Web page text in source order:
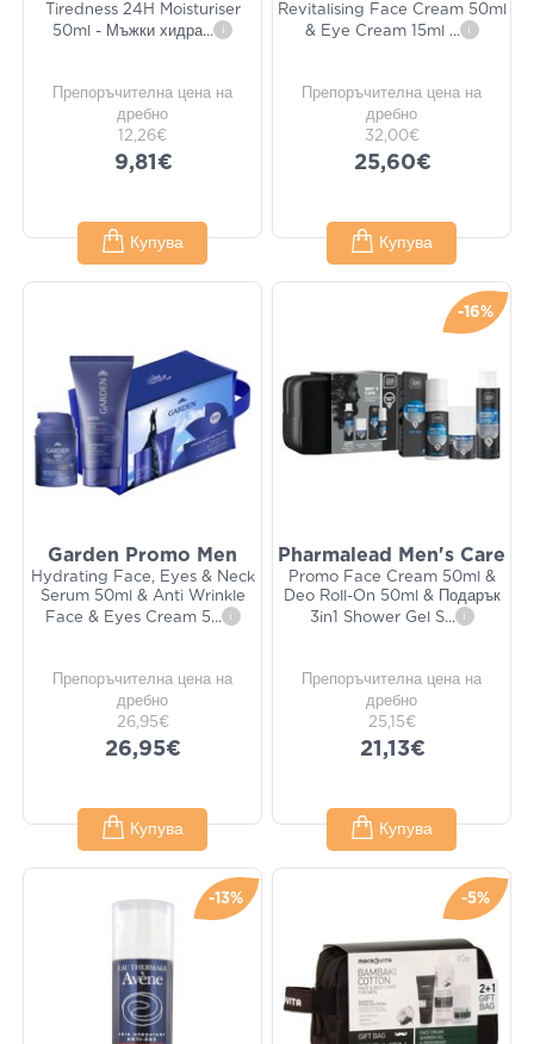
Tiredness 24H Moisturiser
50ml - Мъжки хидра... i
Препоръчителна цена на
дребно
12,26€
9,81€
Купува
Revitalising Face Cream 50ml
& Eye Cream 15ml
... i
Препоръчителна цена на
дребно
32,00€
25,60€
Купува
Garden Promo Men
Hydrating Face, Eyes & Neck
Serum 50ml & Anti Wrinkle
Face & Eyes Cream 5... i
Препоръчителна цена на
дребно
26,95€
26,95€
Купува
-16%
Pharmalead Men's Care
Promo Face Cream 50ml &
Deo Roll-On 50ml & Подарък
3in1 Shower Gel S... i
Препоръчителна цена на
дребно
25,15€
21,13€
Купува
-13% -5%